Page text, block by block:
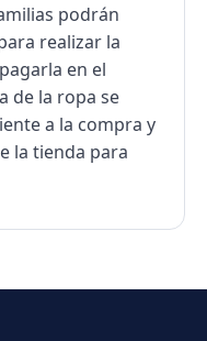
podrán
realizar la
en el
de la ropa se
a la compra y
la tienda para